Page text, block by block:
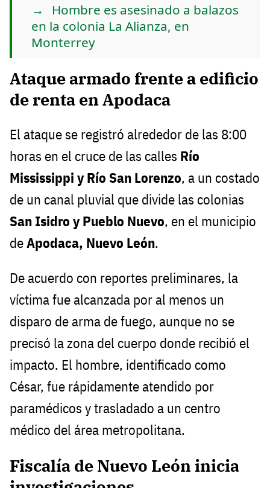
Hombre es asesinado a balazos
en la colonia La Alianza, en
Monterrey
Ataque armado frente a edificio
de renta en Apodaca
El ataque se registró alrededor de las 8:00
horas en el cruce de las calles Río
Mississippi y Río San Lorenzo, a un costado
de un canal pluvial que divide las colonias
San Isidro y Pueblo Nuevo, en el municipio
deApodaca, Nuevo León.
De acuerdo con reportes preliminares, la
víctima fue alcanzada por al menos un
disparo de arma de fuego, aunque no se
precisó la zona del cuerpo donde recibió el
impacto. El hombre, identificado como
César, fue rápidamente atendido por
paramédicos y trasladado a un centro
médico del área metropolitana.
Fiscalía de Nuevo León inicia